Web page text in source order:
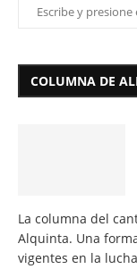
COLUMNA DE
La columna del
Alquinta. Una
vigentes en la